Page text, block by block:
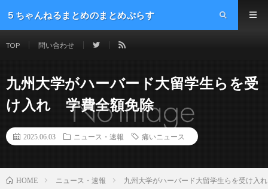
５ちゃんねるまとめのまとめぷらす
TOP 問い合わせ
九州大学がハーバード大留学生らを受
け入れ 学費全額免除
2025.06.03 ニュース・速報 痛いニュース
HOME ニュース・速報 九州大学がハーバード大留学生らを受け入